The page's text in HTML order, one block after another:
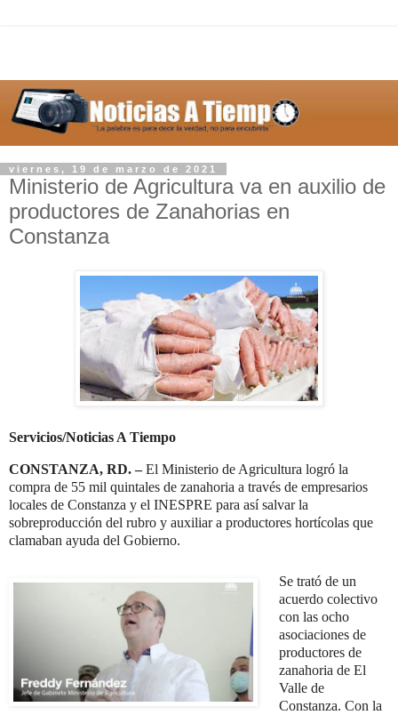
viernes, 19 de marzo de 2021
Ministerio de Agricultura va en auxilio de
productores de Zanahorias en
Constanza
Servicios/Noticias A Tiempo
CONSTANZA, RD. –El Ministerio de Agricultura logró la
compra de 55 mil quintales de zanahoria a través de empresarios
locales de Constanza y el INESPRE para así salvar la
sobreproducción del rubro y auxiliar a productores hortícolas que
clamaban ayuda del Gobierno.
Se trató de un
acuerdo colectivo
con las ocho
asociaciones de
productores de
zanahoria de El
Valle de
Constanza. Con la